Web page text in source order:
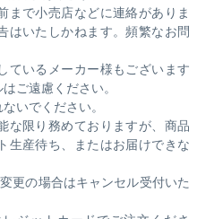
まで小売店などに連絡がありま
はいたしかねます。頻繁なお問
ているメーカー様もございます
ご遠慮ください。
いでください。
な限り務めておりますが、商品
生産待ち、またはお届けできな
更の場合はキャンセル受付いた